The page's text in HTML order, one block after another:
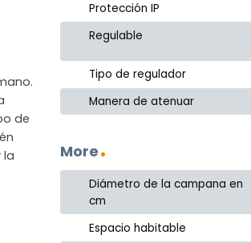
de
la
Protección IP
Regulable
Tipo de regulador
Manera de atenuar
More
Diámetro de la campana en
cm
Espacio habitable